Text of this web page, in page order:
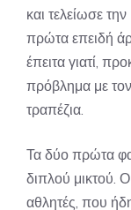
και τελείωσε
πρώτα επειδή
έπειτα γιατί,
πρόβλημα με
τραπέζια.
Τα δύο πρώτα
διπλού μικτού.
αθλητές, που